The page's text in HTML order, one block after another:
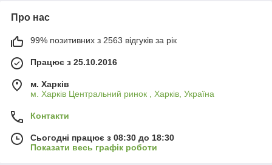
Про нас
99% позитивних з 2563 відгуків за рік
Працює з 25.10.2016
м. Харків
м. Харків Центральний ринок , Харків, Україна
Контакти
Сьогодні працює з 08:30 до 18:30
Показати весь графік роботи